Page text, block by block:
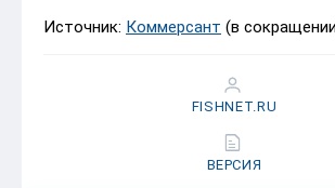
Источник: Коммерсант (в
FISHNET.RU
ВЕРСИЯ